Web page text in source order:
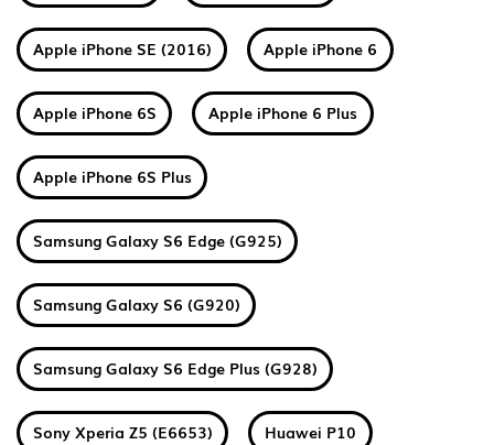
Apple iPhone SE (2016) Apple iPhone 6
Apple iPhone 6S Apple iPhone 6 Plus
Apple iPhone 6S Plus
Samsung Galaxy S6 Edge (G925)
Samsung Galaxy S6 (G920)
Samsung Galaxy S6 Edge Plus (G928)
Sony Xperia Z5 (E6653) Huawei P10